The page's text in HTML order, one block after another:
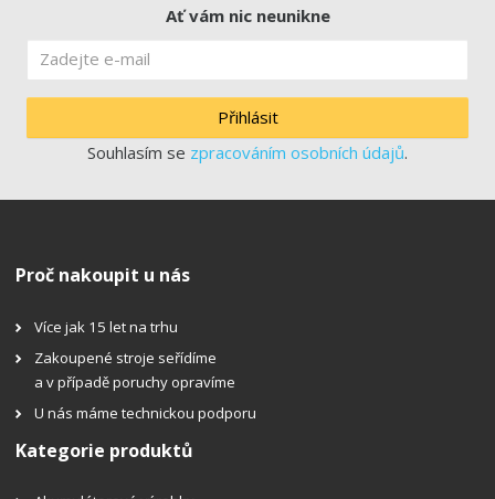
Ať vám nic neunikne
Přihlásit
Souhlasím se zpracováním osobních údajů.
Proč nakoupit u nás
Více jak 15 let na trhu
Zakoupené stroje seřídíme
a v případě poruchy opravíme
U nás máme technickou podporu
Kategorie produktů